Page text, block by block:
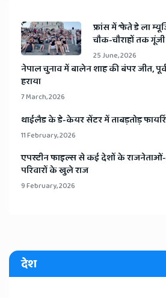
​फ्रांस में ‘फेते डे ला
चौक-चौराहों तक
25 June, 2026
​नेपाल चुनाव में बालेन शाह की बंपर जीत,
हराया
7 March, 2026
​थाईलैड के डे-केयर सेंटर में ताबड़तोड़
11 February, 2026
​एपस्टीन फाइल्स से कई देशों के
परिवारों के खुले राज
9 February, 2026
देश